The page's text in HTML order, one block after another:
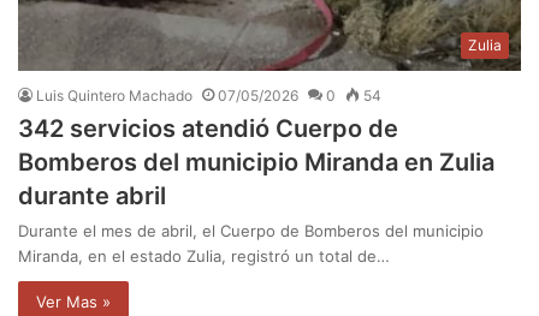
Zulia
Luis Quintero Machado 07/05/2026 0 54
342 servicios atendió Cuerpo de
Bomberos del municipio Miranda en Zulia
durante abril
Durante el mes de abril, el Cuerpo de Bomberos del municipio
Miranda, en el estado Zulia, registró un total de…
Ver Mas »